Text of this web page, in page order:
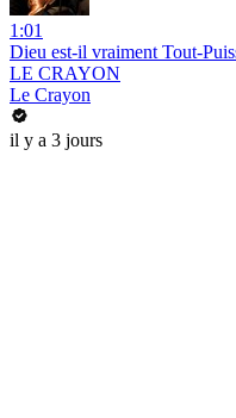
1:01
Dieu est-il vraiment Tout-
LE CRAYON
Le Crayon
il y a 3 jours